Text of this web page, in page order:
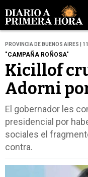
PROVINCIA DE BUENOS AIRES |
"CAMPAÑA ROÑOSA"
Kicillof
Adorni
El gobernador les
presidencial por
sociales el
contra.